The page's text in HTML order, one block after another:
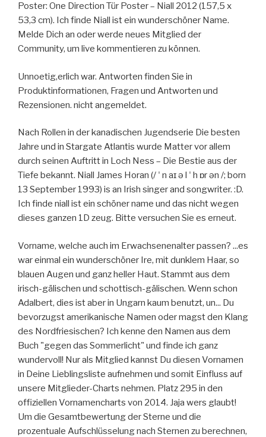
Poster: One Direction Tür Poster – Niall 2012 (157,5 x
53,3 cm). Ich finde Niall ist ein wunderschöner Name.
Melde Dich an oder werde neues Mitglied der
Community, um live kommentieren zu können.
Unnoetig,erlich war. Antworten finden Sie in
Produktinformationen, Fragen und Antworten und
Rezensionen. nicht angemeldet.
Nach Rollen in der kanadischen Jugendserie Die besten
Jahre und in Stargate Atlantis wurde Matter vor allem
durch seinen Auftritt in Loch Ness – Die Bestie aus der
Tiefe bekannt. Niall James Horan (/ ˈ n aɪ ə l ˈ h ɒr ən /; born
13 September 1993) is an Irish singer and songwriter. :D.
Ich finde niall ist ein schöner name und das nicht wegen
dieses ganzen 1D zeug. Bitte versuchen Sie es erneut.
Vorname, welche auch im Erwachsenenalter passen? ...es
war einmal ein wunderschöner Ire, mit dunklem Haar, so
blauen Augen und ganz heller Haut. Stammt aus dem
irisch-gälischen und schottisch-gälischen. Wenn schon
Adalbert, dies ist aber in Ungarn kaum benutzt, un... Du
bevorzugst amerikanische Namen oder magst den Klang
des Nordfriesischen? Ich kenne den Namen aus dem
Buch "gegen das Sommerlicht" und finde ich ganz
wundervoll! Nur als Mitglied kannst Du diesen Vornamen
in Deine Lieblingsliste aufnehmen und somit Einfluss auf
unsere Mitglieder-Charts nehmen. Platz 295 in den
offiziellen Vornamencharts von 2014. Jaja wers glaubt!
Um die Gesamtbewertung der Sterne und die
prozentuale Aufschlüsselung nach Sternen zu berechnen,